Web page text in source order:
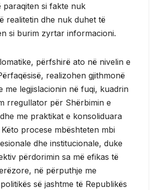
paraqiten si fakte nuk
realitetin dhe nuk duhet të
si burim zyrtar informacioni.
përfshirë ato në nivelin e
realizohen gjithmonë
me legjislacionin në fuqi, kuadrin
rregullator për Shërbimin e
me praktikat e konsoliduara
procese mbështeten mbi
dhe institucionale, duke
përdorimin sa më efikas të
në përputhje me
së jashtme të Republikës